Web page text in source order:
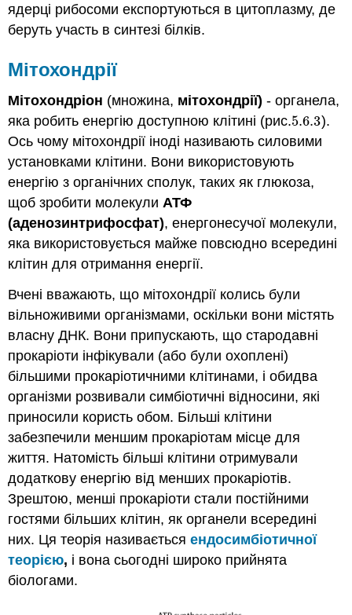
ядерці рибосоми експортуються в цитоплазму, де
беруть участь в синтезі білків.
Мітохондрії
Мітохондріон (множина, мітохондрії) - органела,
яка робить енергію доступною клітині (рис.5.6.3
5.6.3).
Ось чому мітохондрії іноді називають силовими
установками клітини. Вони використовують
енергію з органічних сполук, таких як глюкоза,
щоб зробити молекулиАТФ
(аденозинтрифосфат), енергонесучої молекули,
яка використовується майже повсюдно всередині
клітин для отримання енергії.
Вчені вважають, що мітохондрії колись були
вільноживими організмами, оскільки вони містять
власну ДНК. Вони припускають, що стародавні
прокаріоти інфікували (або були охоплені)
більшими прокаріотичними клітинами, і обидва
організми розвивали симбіотичні відносини, які
приносили користь обом. Більші клітини
забезпечили меншим прокаріотам місце для
життя. Натомість більші клітини отримували
додаткову енергію від менших прокаріотів.
Зрештою, менші прокаріоти стали постійними
гостями більших клітин, як органели всередині
них. Ця теорія називаєтьсяендосимбіотичної
теорією, і вона сьогодні широко прийнята
біологами.